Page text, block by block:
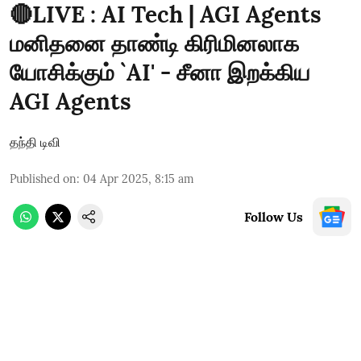
🔴LIVE : AI Tech | AGI Agents
மனிதனை தாண்டி கிரிமினலாக
யோசிக்கும் `AI' - சீனா இறக்கிய
AGI Agents
தந்தி டிவி
Published on: 04 Apr 2025, 8:15 am
Follow Us